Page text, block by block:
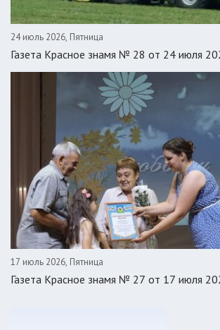
24 июль 2026, Пятница
Газета Красное знамя № 28 от 24 июля
17 июль 2026, Пятница
Газета Красное знамя № 27 от 17 июля